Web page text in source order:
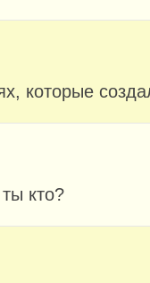
которые
кто?